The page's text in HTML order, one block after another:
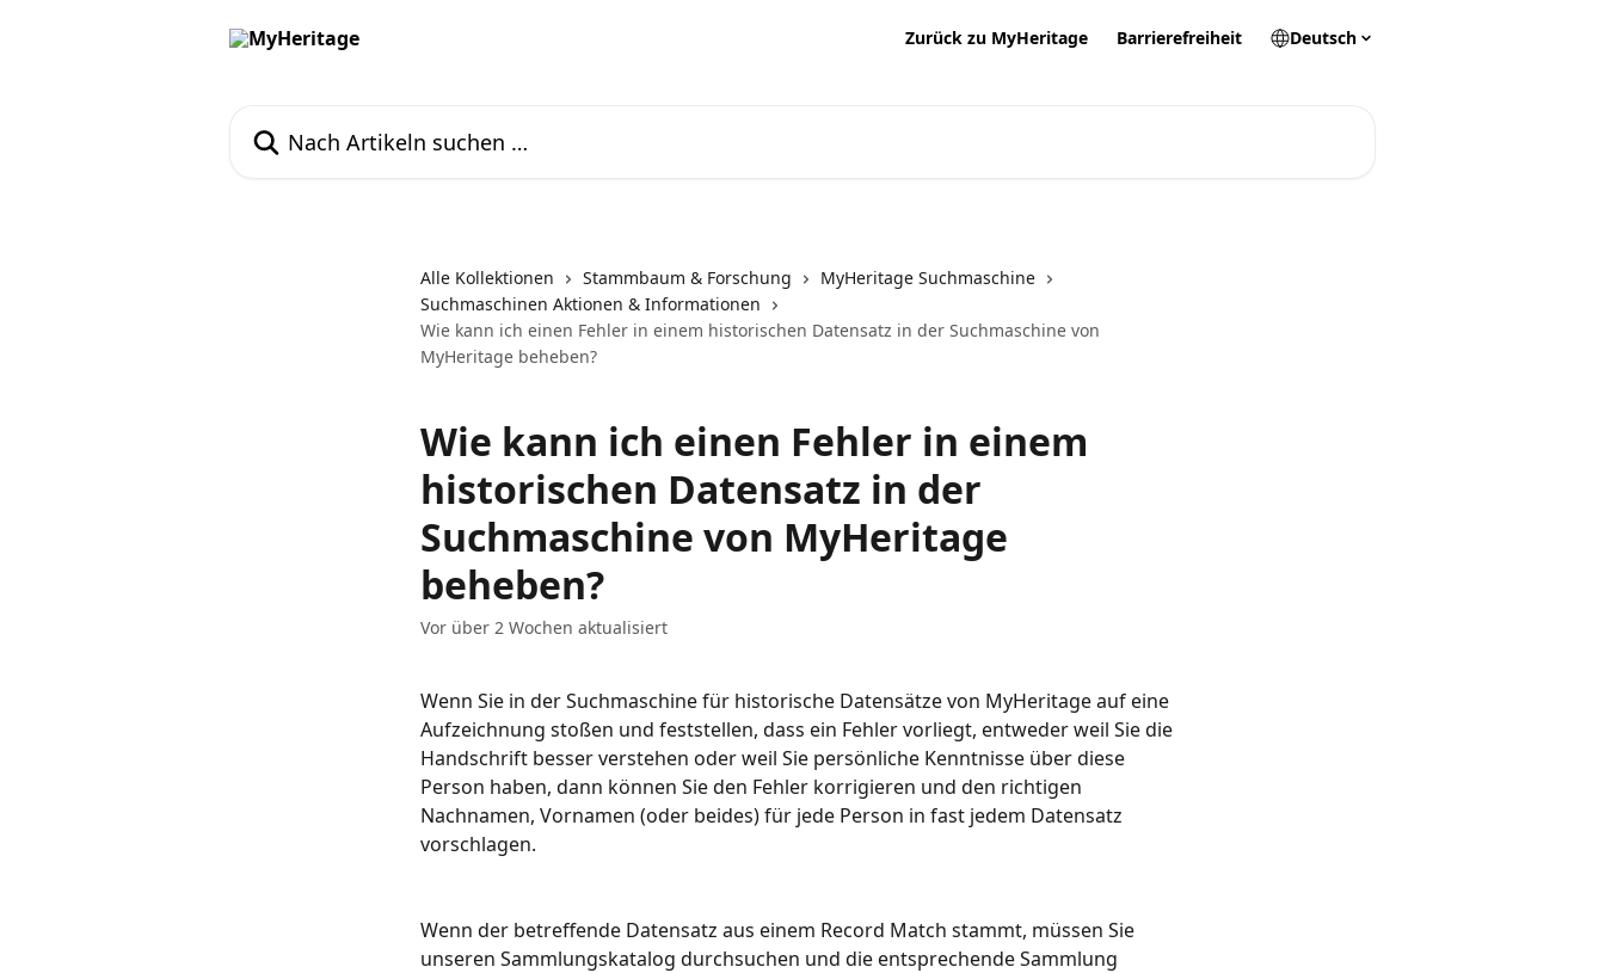
Zurück zu MyHeritage Barrierefreiheit Deutsch
Alle Kollektionen Stammbaum & Forschung
MyHeritage Suchmaschine
Suchmaschinen Aktionen & Informationen
Wie kann ich einen Fehler in einem historischen Datensatz in der Suchmaschine von
MyHeritage beheben?
Wie kann ich einen Fehler in einem
historischen Datensatz in der
Suchmaschine von MyHeritage
beheben?
Vor über 2 Wochen aktualisiert
Wenn Sie in der Suchmaschine für historische Datensätze von MyHeritage auf eine
Aufzeichnung stoßen und feststellen, dass ein Fehler vorliegt, entweder weil Sie die
Handschrift besser verstehen oder weil Sie persönliche Kenntnisse über diese
Person haben, dann können Sie den Fehler korrigieren und den richtigen
Nachnamen, Vornamen (oder beides) für jede Person in fast jedem Datensatz
vorschlagen.
Wenn der betreffende Datensatz aus einem Record Match stammt, müssen Sie
unseren Sammlungskatalog durchsuchen und die entsprechende Sammlung